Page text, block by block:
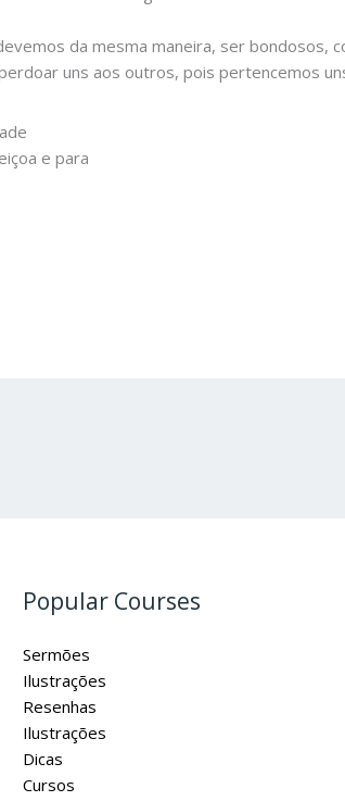
da mesma maneira, ser bondosos,
uns aos outros, pois pertencemos
e para
Popular Courses
Sermões
Ilustrações
Resenhas
Ilustrações
Dicas
Cursos